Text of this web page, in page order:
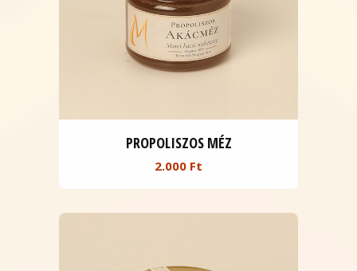
PROPOLISZOS MÉZ
2.000 Ft